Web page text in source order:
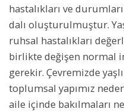
hastalıkları ve
dalı oluşturulmuştur.
ruhsal hastalıkları
birlikte değişen normal
gerekir. Çevremizde
toplumsal yapımız
aile içinde bakılmaları